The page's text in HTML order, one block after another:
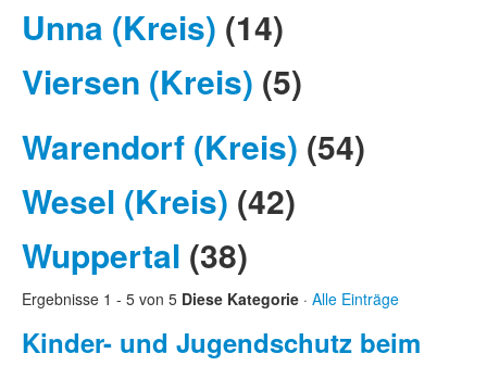
Unna (Kreis) (14)
Viersen (Kreis) (5)
Warendorf (Kreis) (54)
Wesel (Kreis) (42)
Wuppertal (38)
Ergebnisse 1 - 5 von 5 Diese Kategorie · Alle Einträge
Kinder- und Jugendschutz beim